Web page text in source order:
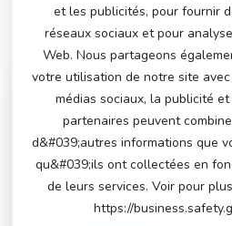
VU(S) RÉCEMMENT
et les publicités, pour fournir
réseaux sociaux et pour
Web. Nous partageons
votre utilisation de notre site
médias sociaux, la publicité
partenaires peuvent
d&#039;autres informations que
qu&#039;ils ont collectées en
de leurs services. Voir pour
https://